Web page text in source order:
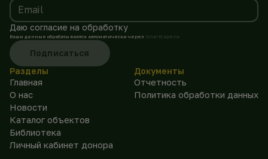
Email
Даю согласие на обработку
Ваши данные обрабатываются автоматически через SmartCaptcha
Подписаться
Разделы
Главная
О нас
Новости
Каталог объектов
Библиотека
Личный кабинет донора
Документы
Отчетность
Политика обработки данных